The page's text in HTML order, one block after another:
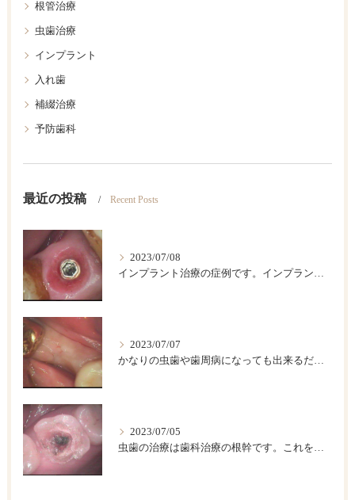
根管治療
虫歯治療
インプラント
入れ歯
補綴治療
予防歯科
最近の投稿 Recent Posts
2023/07/08
インプラント治療の症例です。インプラントは歯が欠損した後のベストの治療法です。
2023/07/07
かなりの虫歯や歯周病になっても出来るだけ歯は保存したいですが、歯をどうしても抜かなければならない場合があります。このような時に伝統的な入れ歯やブリッジなどによって欠損部を回復する方法がありますが、条件が合えば、インプラント治療が一番具合が良い治療法です。
2023/07/05
虫歯の治療は歯科治療の根幹です。これを精密にして歯の寿命を長くしましょう。